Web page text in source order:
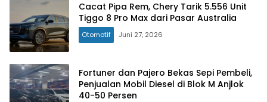
Cacat Pipa Rem, Chery Tarik 5.556 Unit
Tiggo 8 Pro Max dari Pasar Australia
Otomotif Juni 27, 2026
Fortuner dan Pajero Bekas Sepi Pembeli,
Penjualan Mobil Diesel di Blok M Anjlok
40-50 Persen